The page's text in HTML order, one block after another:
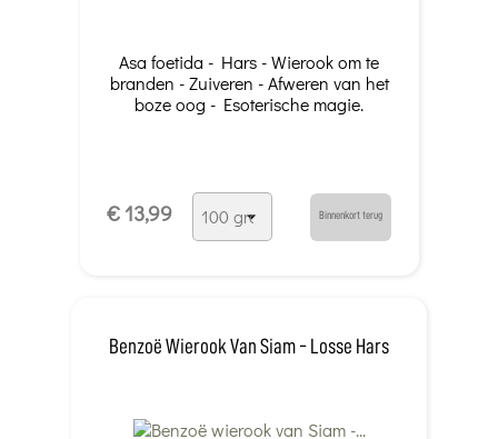
Asa foetida - Hars - Wierook om te
branden - Zuiveren - Afweren van het
boze oog - Esoterische magie.
€ 13,99 Binnenkort terug
Benzoë Wierook Van Siam - Losse Hars